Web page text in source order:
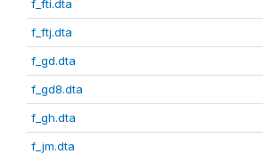
f_fti.dta
f_ftj.dta
f_gd.dta
f_gd8.dta
f_gh.dta
f_jm.dta